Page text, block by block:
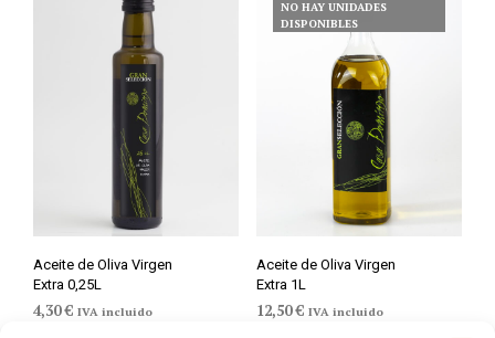
Aceite de Oliva Virgen
Extra 0,25L
4,30€ IVA incluido
NO HAY UNIDADES
DISPONIBLES
Aceite de Oliva Virgen
Extra 1L
12,50€ IVA incluido